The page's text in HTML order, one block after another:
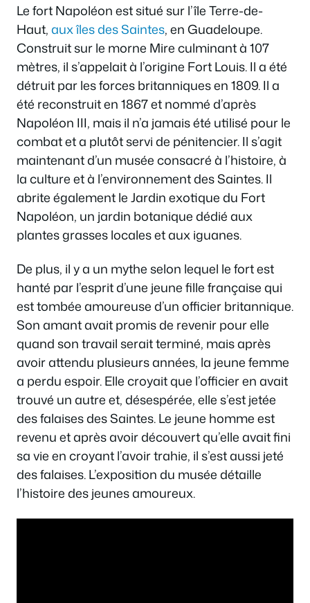
Le fort Napoléon est situé sur l’île Terre-de-
Haut,aux îles des Saintes, en Guadeloupe.
Construit sur le morne Mire culminant à 107
mètres, il s’appelait à l’origine Fort Louis. Il a été
détruit par les forces britanniques en 1809. Il a
été reconstruit en 1867 et nommé d’après
Napoléon III, mais il n’a jamais été utilisé pour le
combat et a plutôt servi de pénitencier. Il s’agit
maintenant d’un musée consacré à l’histoire, à
la culture et à l’environnement des Saintes. Il
abrite également le Jardin exotique du Fort
Napoléon, un jardin botanique dédié aux
plantes grasses locales et aux iguanes.
De plus, il y a un mythe selon lequel le fort est
hanté par l’esprit d’une jeune fille française qui
est tombée amoureuse d’un officier britannique.
Son amant avait promis de revenir pour elle
quand son travail serait terminé, mais après
avoir attendu plusieurs années, la jeune femme
a perdu espoir. Elle croyait que l’officier en avait
trouvé un autre et, désespérée, elle s’est jetée
des falaises des Saintes. Le jeune homme est
revenu et après avoir découvert qu’elle avait fini
sa vie en croyant l’avoir trahie, il s’est aussi jeté
des falaises. L’exposition du musée détaille
l’histoire des jeunes amoureux.